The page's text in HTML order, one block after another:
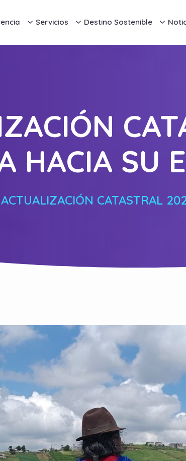
Servicios Destino Sostenible
HACIA SU
ACTUALIZACIÓN CATASTRAL